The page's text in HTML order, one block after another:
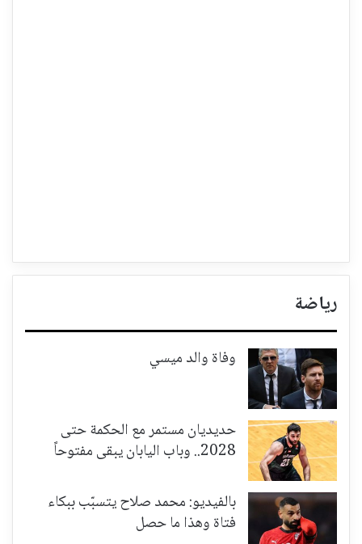
رياضة
وفاة والد ميسي
حديديان مستمر مع الحكمة حتى
2028.. وباب اليابان يبقى مفتوحاً
بالفيديو: محمد صلاح يتسبّب ببكاء
فتاة وهذا ما حصل